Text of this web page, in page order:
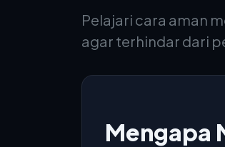
Pelajari cara aman
agar terhindar dari
Mengapa